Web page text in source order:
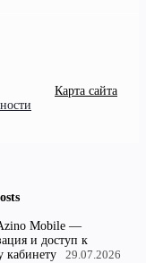
Карта сайта
Mobile —
и доступ к
кабинету
29.07.2026